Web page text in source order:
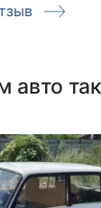
авто